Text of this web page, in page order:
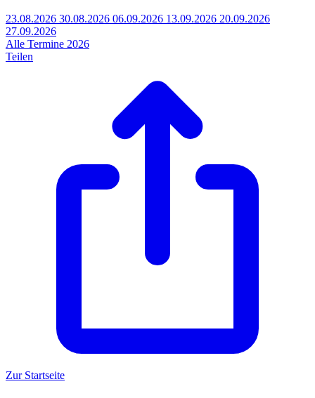
23.08.2026 30.08.2026 06.09.2026 13.09.2026 20.09.2026
27.09.2026
Alle Termine 2026
Teilen
Zur Startseite